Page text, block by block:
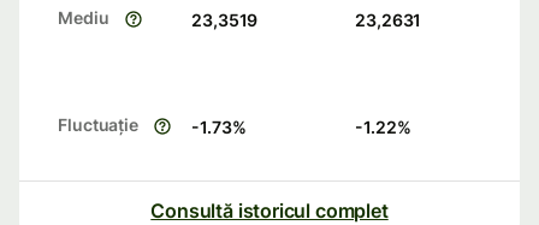
Mediu 23,3519 23,2631
Fluctuație -1.73% -1.22%
Consultă istoricul complet